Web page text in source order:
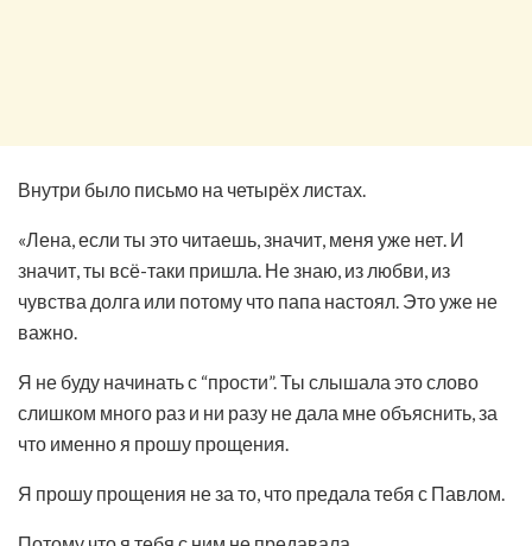
Внутри было письмо на четырёх листах.
«Лена, если ты это читаешь, значит, меня уже нет. И
значит, ты всё-таки пришла. Не знаю, из любви, из
чувства долга или потому что папа настоял. Это уже не
важно.
Я не буду начинать с “прости”. Ты слышала это слово
слишком много раз и ни разу не дала мне объяснить, за
что именно я прошу прощения.
Я прошу прощения не за то, что предала тебя с Павлом.